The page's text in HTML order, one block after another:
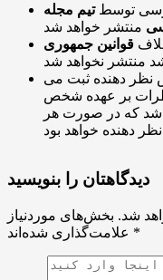
توسطتیم مجله
قوانین جمهوری
نظر دهنده ثبت می
بر عهده شخص
که در صورت هر
دیدگاهتان را بنویسید
شد. بخش‌های موردنیاز
*